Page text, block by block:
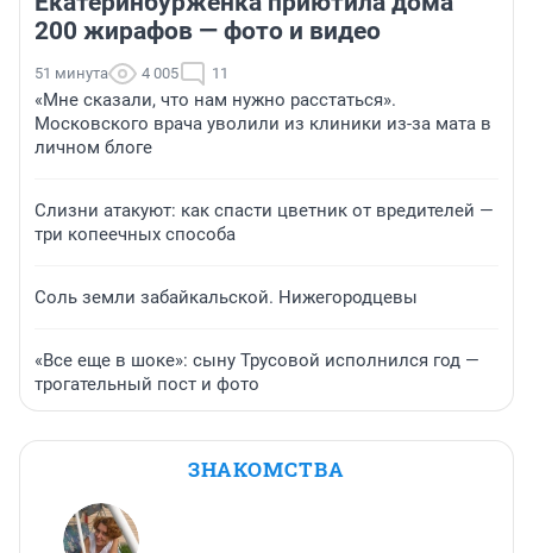
200 жирафов — фото и видео
51 минута 4 005 11
«Мне сказали, что нам нужно расстаться».
Московского врача уволили из клиники из-за мата в
личном блоге
Слизни атакуют: как спасти цветник от вредителей —
три копеечных способа
Соль земли забайкальской. Нижегородцевы
«Все еще в шоке»: сыну Трусовой исполнился год —
трогательный пост и фото
ЗНАКОМСТВА